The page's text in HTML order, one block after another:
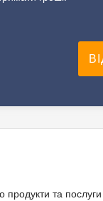
продукти та послуги